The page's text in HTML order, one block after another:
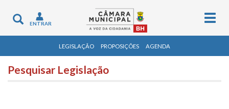
Toggle
navigation
ENTRAR
LEGISLAÇÃO PROPOSIÇÕES AGENDA
Pesquisar Legislação